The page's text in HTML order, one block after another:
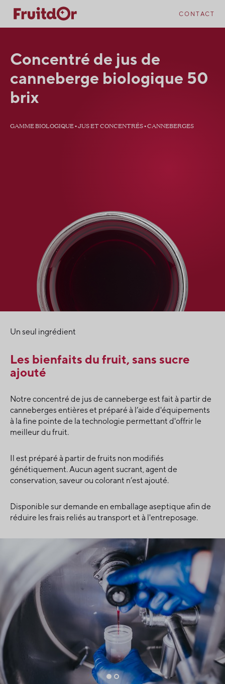
content
navigation
CONTACT
Concentré de jus de
canneberge biologique 50
brix
GAMME BIOLOGIQUE • JUS ET CONCENTRÉS • CANNEBERGES
Un seul ingrédient
Les bienfaits du fruit, sans sucre
ajouté
Notre concentré de jus de canneberge est fait à partir de
canneberges entières et préparé à l’aide d'équipements
à la fine pointe de la technologie permettant d'offrir le
meilleur du fruit.
Il est préparé à partir de fruits non modifiés
génétiquement. Aucun agent sucrant, agent de
conservation, saveur ou colorant n’est ajouté.
Disponible sur demande en emballage aseptique afin de
réduire les frais reliés au transport et à l'entreposage.